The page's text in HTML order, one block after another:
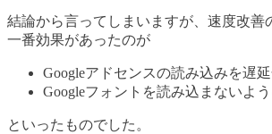
結論から言ってしまいますが、速度改善
一番効果があったのが
Googleアドセンスの読み込みを遅
Googleフォントを読み込まないよ
といったものでした。